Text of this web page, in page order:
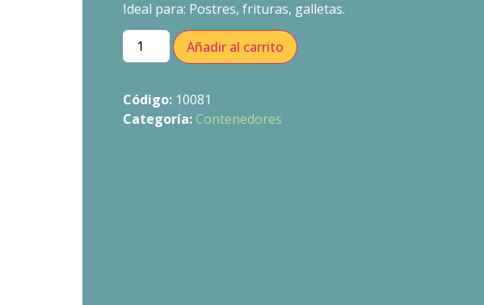
Ideal para: Postres, frituras, galletas.
Añadir al carrito
Código: 10081
Categoría: Contenedores